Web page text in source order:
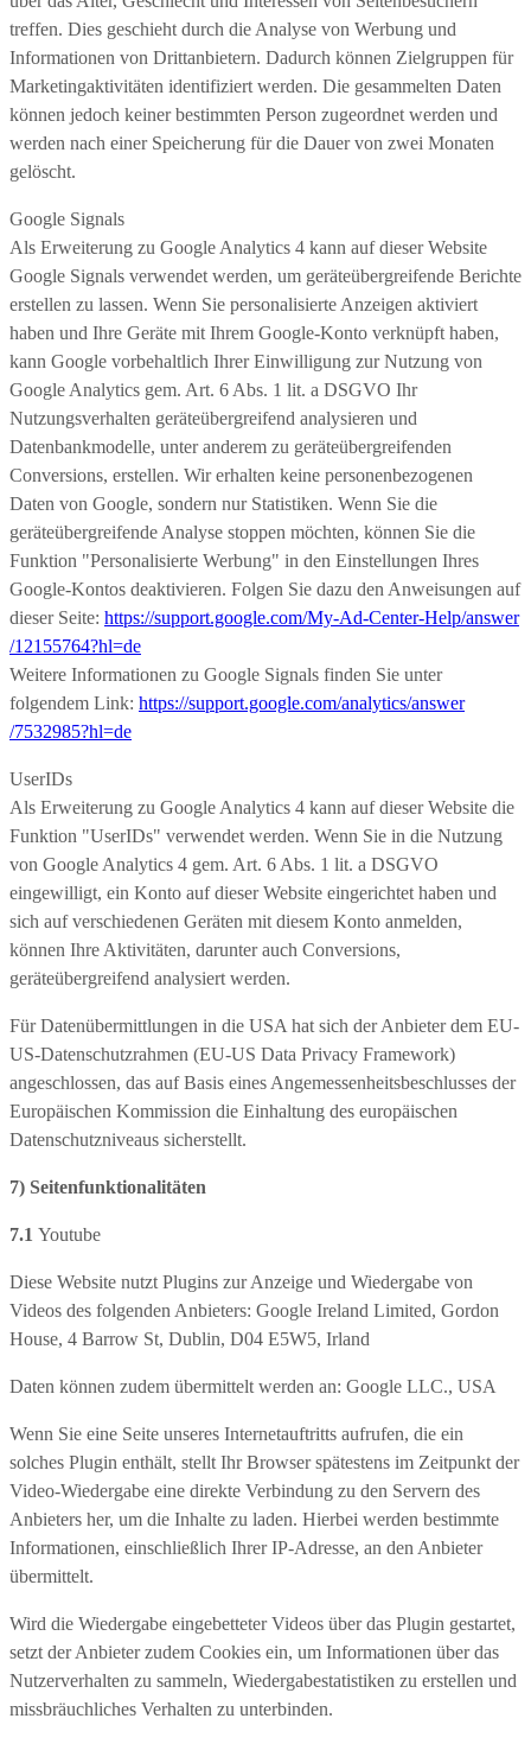
treffen. Dies geschieht durch die Analyse von Werbung und
Informationen von Drittanbietern. Dadurch können Zielgruppen für
Marketingaktivitäten identifiziert werden. Die gesammelten Daten
können jedoch keiner bestimmten Person zugeordnet werden und
werden nach einer Speicherung für die Dauer von zwei Monaten
gelöscht.
Google Signals
Als Erweiterung zu Google Analytics 4 kann auf dieser Website
Google Signals verwendet werden, um geräteübergreifende Berichte
erstellen zu lassen. Wenn Sie personalisierte Anzeigen aktiviert
haben und Ihre Geräte mit Ihrem Google-Konto verknüpft haben,
kann Google vorbehaltlich Ihrer Einwilligung zur Nutzung von
Google Analytics gem. Art. 6 Abs. 1 lit. a DSGVO Ihr
Nutzungsverhalten geräteübergreifend analysieren und
Datenbankmodelle, unter anderem zu geräteübergreifenden
Conversions, erstellen. Wir erhalten keine personenbezogenen
Daten von Google, sondern nur Statistiken. Wenn Sie die
geräteübergreifende Analyse stoppen möchten, können Sie die
Funktion "Personalisierte Werbung" in den Einstellungen Ihres
Google-Kontos deaktivieren. Folgen Sie dazu den Anweisungen auf
dieser Seite: https://support.google.com/My-Ad-Center-Help/answer
/12155764?hl=de
Weitere Informationen zu Google Signals finden Sie unter
folgendem Link: https://support.google.com/analytics/answer
/7532985?hl=de
UserIDs
Als Erweiterung zu Google Analytics 4 kann auf dieser Website die
Funktion "UserIDs" verwendet werden. Wenn Sie in die Nutzung
von Google Analytics 4 gem. Art. 6 Abs. 1 lit. a DSGVO
eingewilligt, ein Konto auf dieser Website eingerichtet haben und
sich auf verschiedenen Geräten mit diesem Konto anmelden,
können Ihre Aktivitäten, darunter auch Conversions,
geräteübergreifend analysiert werden.
Für Datenübermittlungen in die USA hat sich der Anbieter dem EU-
US-Datenschutzrahmen (EU-US Data Privacy Framework)
angeschlossen, das auf Basis eines Angemessenheitsbeschlusses der
Europäischen Kommission die Einhaltung des europäischen
Datenschutzniveaus sicherstellt.
7) Seitenfunktionalitäten
7.1 Youtube
Diese Website nutzt Plugins zur Anzeige und Wiedergabe von
Videos des folgenden Anbieters: Google Ireland Limited, Gordon
House, 4 Barrow St, Dublin, D04 E5W5, Irland
Daten können zudem übermittelt werden an: Google LLC., USA
Wenn Sie eine Seite unseres Internetauftritts aufrufen, die ein
solches Plugin enthält, stellt Ihr Browser spätestens im Zeitpunkt der
Video-Wiedergabe eine direkte Verbindung zu den Servern des
Anbieters her, um die Inhalte zu laden. Hierbei werden bestimmte
Informationen, einschließlich Ihrer IP-Adresse, an den Anbieter
übermittelt.
Wird die Wiedergabe eingebetteter Videos über das Plugin gestartet,
setzt der Anbieter zudem Cookies ein, um Informationen über das
Nutzerverhalten zu sammeln, Wiedergabestatistiken zu erstellen und
missbräuchliches Verhalten zu unterbinden.